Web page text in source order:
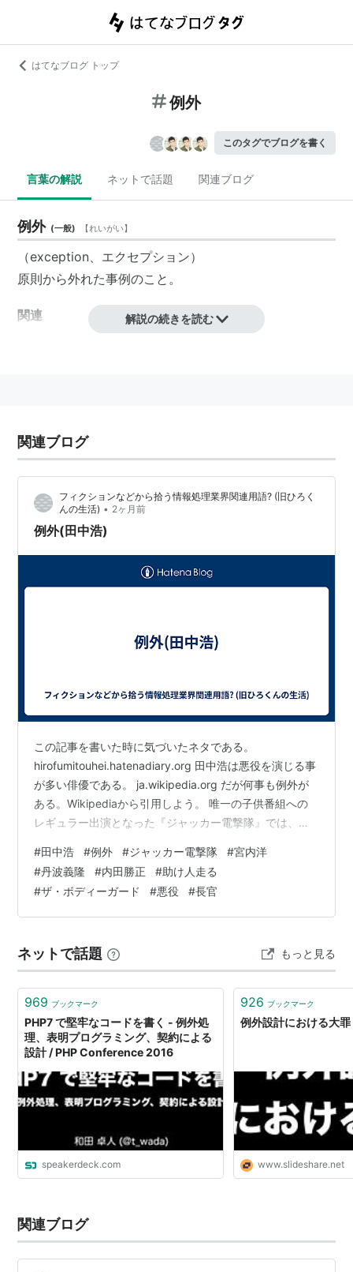
はてなブログ トップ
例外
このタグでブログを書く
言葉の解説 ネットで話題 関連ブログ
例外 (一般) 【れいがい】
（exception、 エクセプション）
原則から外れた事例のこと。
関連
解説の続きを読む
関連ブログ
フィクションなどから拾う情報処理業界関連用語? (旧ひろく
んの生活) • 2ヶ月前
例外(田中浩)
この記事を書いた時に気づいたネタである。
hirofumitouhei.hatenadiary.org 田中浩は悪役を演じる事
が多い俳優である。 ja.wikipedia.org だが何事も例外が
ある。Wikipediaから引用しよう。 唯一の子供番組への
レギュラー出演となった『ジャッカー電撃隊』では、一
こなせるか不安になったという。しかし、プロデューサ
ーの吉川進から伝えられた「威厳のある父親」というイ
メージに徹し、さらに自身の子供が番組を見て喜んでい
たことで自信を持つことができたと述べている。主演の
#田中浩 #例外 #ジャッカー電撃隊 #宮内洋
#丹波義隆 #内田勝正 #助け人走る
#ザ・ボディーガード #悪役 #長官
ネットで話題 もっと見る
969 ブックマーク
PHP7 で堅牢なコードを書く - 例外処
理、表明プログラミング、契約による
設計 / PHP Conference 2016
speakerdeck.com
926 ブックマーク
例外設計における大
www.slideshare.net
関連ブログ